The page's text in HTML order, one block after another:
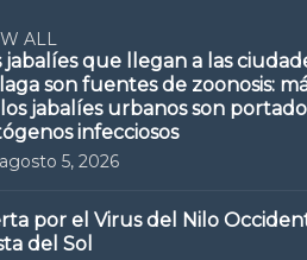
ALL
jabalíes que llegan a las
son fuentes de zoonosis:
jabalíes urbanos son
infecciosos
agosto 5, 2026
por el Virus del Nilo
del Sol